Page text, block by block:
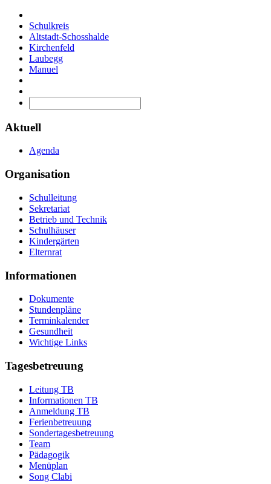
Schulkreis
Altstadt-Schosshalde
Kirchenfeld
Laubegg
Manuel
Aktuell
Agenda
Organisation
Schulleitung
Sekretariat
Betrieb und Technik
Schulhäuser
Kindergärten
Elternrat
Informationen
Dokumente
Stundenpläne
Terminkalender
Gesundheit
Wichtige Links
Tagesbetreuung
Leitung TB
Informationen TB
Anmeldung TB
Ferienbetreuung
Sondertagesbetreuung
Team
Pädagogik
Menüplan
Song Clabi